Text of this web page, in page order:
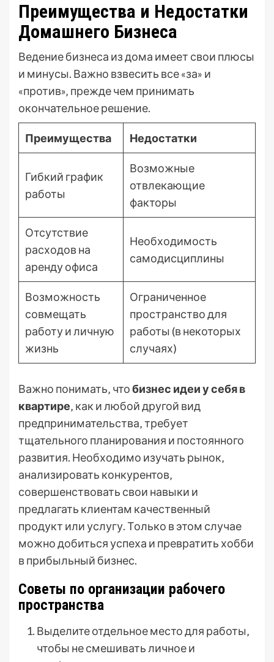
Преимущества и Недостатки
Домашнего Бизнеса
Ведение бизнеса из дома имеет свои плюсы
и минусы. Важно взвесить все «за» и
«против»‚ прежде чем принимать
окончательное решение.
Преимущества Недостатки
Гибкий график
работы
Возможные
отвлекающие
факторы
Отсутствие
расходов на
аренду офиса
Необходимость
самодисциплины
Возможность
совмещать
работу и личную
жизнь
Ограниченное
пространство для
работы (в некоторых
случаях)
Важно понимать‚ чтобизнес идеи у себя в
квартире‚ как и любой другой вид
предпринимательства‚ требует
тщательного планирования и постоянного
развития. Необходимо изучать рынок‚
анализировать конкурентов‚
совершенствовать свои навыки и
предлагать клиентам качественный
продукт или услугу. Только в этом случае
можно добиться успеха и превратить хобби
в прибыльный бизнес.
Советы по организации рабочего
пространства
Выделите отдельное место для работы‚
чтобы не смешивать личное и